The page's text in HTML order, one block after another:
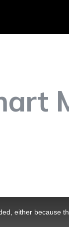
either because